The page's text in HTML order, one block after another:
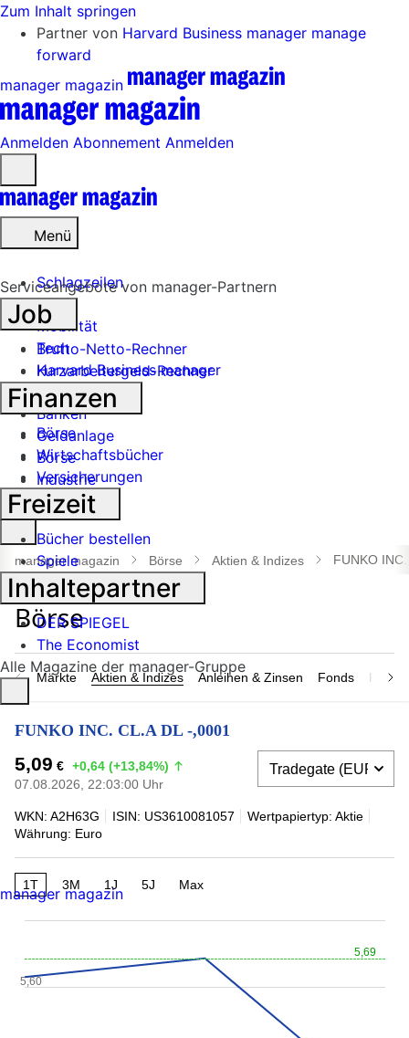
Zum Inhalt springen
Partner von Harvard Business manager manage
forward
manager magazin
Anmelden Abonnement Anmelden
öffnen
Menü
Schlagzeilen
Mobilität
Tech
Harvard Business manager
Handel
Banken
Geldanlage
Börse
Industrie
Suche
öffnen
manager magazin Börse Aktien & Indizes FUNKO
Märkte Aktien & Indizes Anleihen & Zinsen Fonds
FUNKO INC. CL.A DL -,0001
5,09 € +0,64 (+13,84%)
07.08.2026, 22:03:00 Uhr
WKN: A2H63G ISIN: US3610081057
Wertpapiertyp: Aktie
Währung: Euro
1T 3M 1J 5J Max
5,69
5,60
Serviceangebote von manager-Partnern
Job
Brutto-Netto-Rechner
Kurzarbeitergeld-Rechner
Finanzen
Börse
Wirtschaftsbücher
Versicherungen
Freizeit
Bücher bestellen
Spiele
Inhaltepartner
DER SPIEGEL
The Economist
Alle Magazine der manager-Gruppe
manager magazin